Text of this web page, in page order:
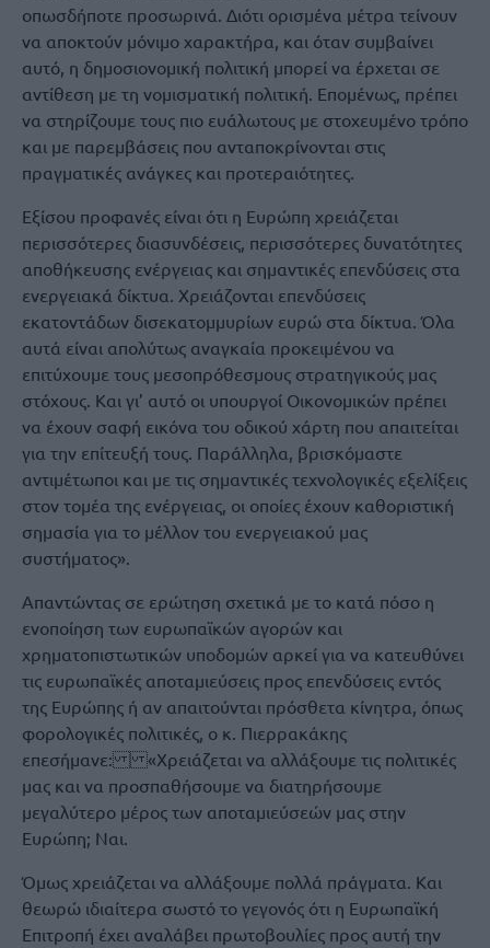
οπωσδήποτε προσωρινά. Διότι ορισμένα μέτρα τείνουν
να αποκτούν μόνιμο χαρακτήρα, και όταν συμβαίνει
αυτό, η δημοσιονομική πολιτική μπορεί να έρχεται σε
αντίθεση με τη νομισματική πολιτική. Επομένως, πρέπει
να στηρίζουμε τους πιο ευάλωτους με στοχευμένο τρόπο
και με παρεμβάσεις που ανταποκρίνονται στις
πραγματικές ανάγκες και προτεραιότητες.
Εξίσου προφανές είναι ότι η Ευρώπη χρειάζεται
περισσότερες διασυνδέσεις, περισσότερες δυνατότητες
αποθήκευσης ενέργειας και σημαντικές επενδύσεις στα
ενεργειακά δίκτυα. Χρειάζονται επενδύσεις
εκατοντάδων δισεκατομμυρίων ευρώ στα δίκτυα. Όλα
αυτά είναι απολύτως αναγκαία προκειμένου να
επιτύχουμε τους μεσοπρόθεσμους στρατηγικούς μας
στόχους. Και γι’ αυτό οι υπουργοί Οικονομικών πρέπει
να έχουν σαφή εικόνα του οδικού χάρτη που απαιτείται
για την επίτευξή τους. Παράλληλα, βρισκόμαστε
αντιμέτωποι και με τις σημαντικές τεχνολογικές εξελίξεις
στον τομέα της ενέργειας, οι οποίες έχουν καθοριστική
σημασία για το μέλλον του ενεργειακού μας
συστήματος».
Απαντώντας σε ερώτηση σχετικά με το κατά πόσο η
ενοποίηση των ευρωπαϊκών αγορών και
χρηματοπιστωτικών υποδομών αρκεί για να κατευθύνει
τις ευρωπαϊκές αποταμιεύσεις προς επενδύσεις εντός
της Ευρώπης ή αν απαιτούνται πρόσθετα κίνητρα, όπως
φορολογικές πολιτικές, ο κ. Πιερρακάκης
επεσήμανε: «Χρειάζεται να αλλάξουμε τις πολιτικές
μας και να προσπαθήσουμε να διατηρήσουμε
μεγαλύτερο μέρος των αποταμιεύσεών μας στην
Ευρώπη; Ναι.
Όμως χρειάζεται να αλλάξουμε πολλά πράγματα. Και
θεωρώ ιδιαίτερα σωστό το γεγονός ότι η Ευρωπαϊκή
Επιτροπή έχει αναλάβει πρωτοβουλίες προς αυτή την